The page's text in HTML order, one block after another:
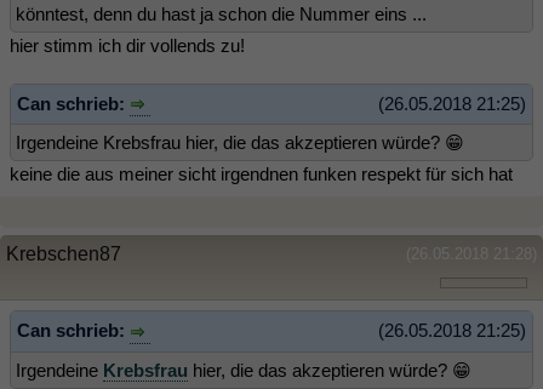
könntest, denn du hast ja schon die Nummer eins ...
hier stimm ich dir vollends zu!
(26.05.2018 21:25)
Can schrieb:
Irgendeine Krebsfrau hier, die das akzeptieren würde? 😁
keine die aus meiner sicht irgendnen funken respekt für sich hat
(26.05.2018 21:28)
Krebschen87
(26.05.2018 21:25)
Can schrieb:
Irgendeine Krebsfrau hier, die das akzeptieren würde? 😁